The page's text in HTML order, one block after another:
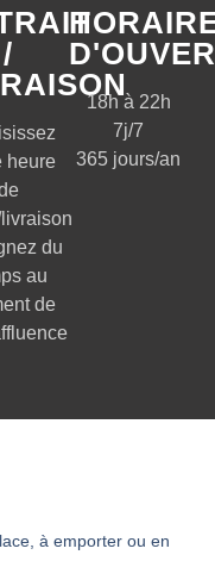
/
heure
du
au
de
18h à 22h
7j/7
365 jours/an
à emporter ou en